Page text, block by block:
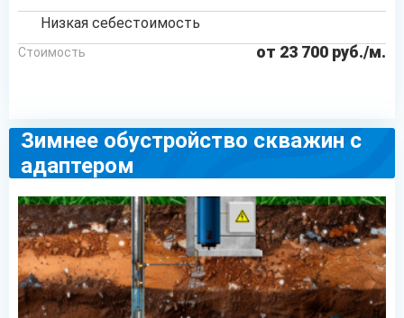
Низкая себестоимость
Стоимость от 23 700 руб./м.
Зимнее обустройство скважин с
адаптером